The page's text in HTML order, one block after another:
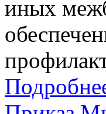
иных